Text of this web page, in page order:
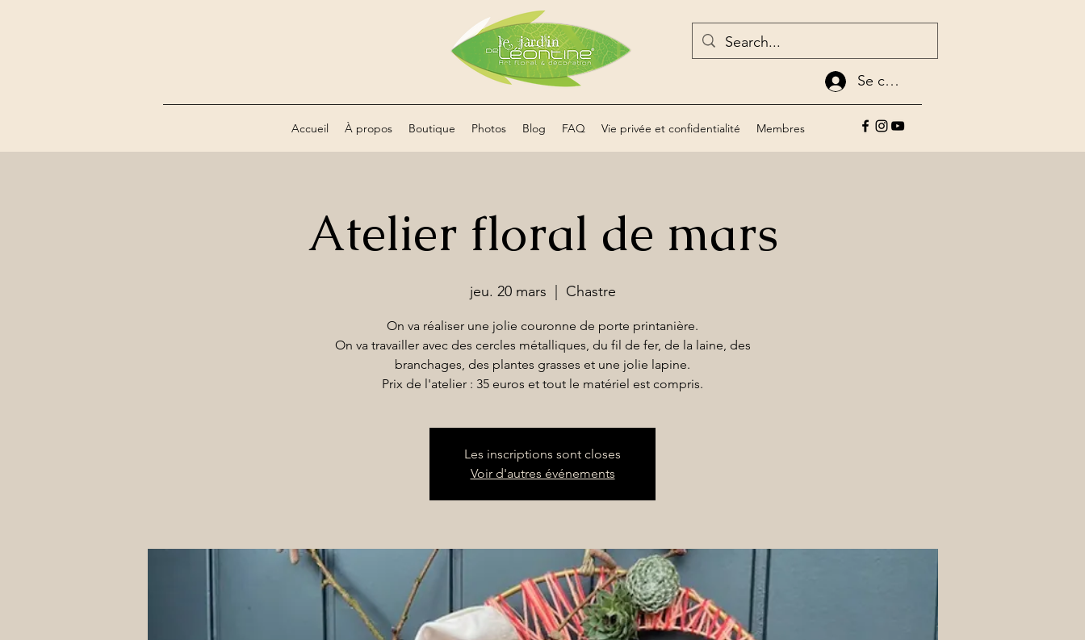
Se connecter
Accueil À propos Boutique Photos Blog FAQ Vie privée et confidentialité Membres
Atelier floral de mars
jeu. 20 mars
  |
Chastre
On va réaliser une jolie couronne de porte printanière.
On va travailler avec des cercles métalliques, du fil de fer, de la laine, des
branchages, des plantes grasses et une jolie lapine.
Prix de l'atelier : 35 euros et tout le matériel est compris.
Les inscriptions sont closes
Voir d'autres événements